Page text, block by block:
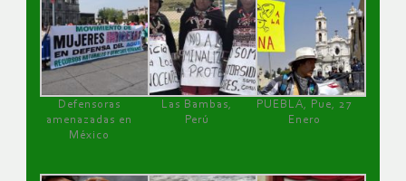
Defensoras
amenazadas en
México
Las Bambas,
Perú
PUEBLA, Pue, 27
Enero